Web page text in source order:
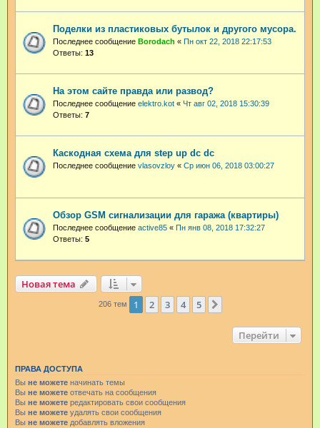
Поделки из пластиковых бутылок и другого мусора.
Последнее сообщение Borodach « Пн окт 22, 2018 22:17:53
Ответы: 13
На этом сайте правда или развод?
Последнее сообщение elektro.kot « Чт авг 02, 2018 15:30:39
Ответы: 7
Каскодная схема для step up dc dc
Последнее сообщение vlasovzloy « Ср июн 06, 2018 03:00:27
Обзор GSM сигнализации для гаража (квартиры)
Последнее сообщение active85 « Пн янв 08, 2018 17:32:27
Ответы: 5
Новая тема
206 тем 1 2 3 4 5
Перейти
ПРАВА ДОСТУПА
Вы не можете начинать темы
Вы не можете отвечать на сообщения
Вы не можете редактировать свои сообщения
Вы не можете удалять свои сообщения
Вы не можете добавлять вложения